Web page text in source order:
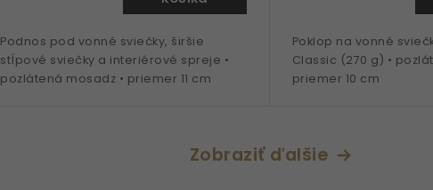
Podnos pod vonné sviečky, širšie
stĺpové sviečky a interiérové spreje •
pozlátená mosadz • priemer 11 cm
Poklop na vonné
Classic (270 g) •
priemer 10 cm
Zobraziť ďalšie